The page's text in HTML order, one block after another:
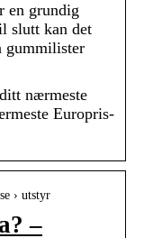
en grundig
slutt kan det
gummilister
nærmeste
Europris-
› utstyr
–